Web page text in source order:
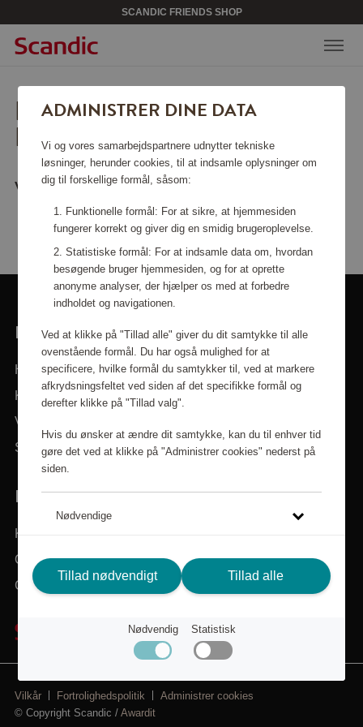
SCANDIC FRIENDS SHOP
BEKLAGER, SIDEN KAN
IKKE FINDES.
Vil du vende tilbage til
ADMINISTRER DINE DATA
Vi og vores samarbejdspartnere udnytter tekniske
løsninger, herunder cookies, til at indsamle oplysninger om
dig til forskellige formål, såsom:
Funktionelle formål: For at sikre, at hjemmesiden
fungerer korrekt og giver dig en smidig brugeroplevelse.
Statistiske formål: For at indsamle data om, hvordan
besøgende bruger hjemmesiden, og for at oprette
anonyme analyser, der hjælper os med at forbedre
indholdet og navigationen.
Ved at klikke på "Tillad alle" giver du dit samtykke til alle
ovenstående formål. Du har også mulighed for at
specificere, hvilke formål du samtykker til, ved at markere
afkrydsningsfeltet ved siden af det specifikke formål og
derefter klikke på "Tillad valg".
Hvis du ønsker at ændre dit samtykke, kan du til enhver tid
gøre det ved at klikke på "Administrer cookies" nederst på
siden.
Nødvendige
cookies og andre tekniske løsninger, og hvordan vi
indsamler og behandler personoplysninger.
Tillad nødvendigt Tillad alle
Nødvendig Statistisk
LINKS
Hjem
Kategorier
Varemærker
Søg i sortimentet
BRUG FOR HJÆLP? VI ER HER FOR DIG!
Kundeservice
Om Scandic Friends
Gå til scandichotels.dk
Vilkår Fortrolighedspolitik
Administrer cookies
© Copyright Scandic /Awardit